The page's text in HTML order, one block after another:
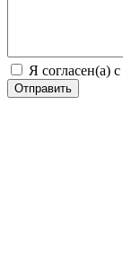
Я согласен(а) с
Отправить